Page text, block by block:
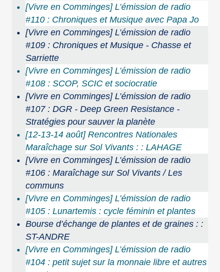
[Vivre en Comminges] L’émission de radio
#110 : Chroniques et Musique avec Papa Jo
[Vivre en Comminges] L’émission de radio
#109 : Chroniques et Musique - Chasse et
Sarriette
[Vivre en Comminges] L’émission de radio
#108 : SCOP, SCIC et sociocratie
[Vivre en Comminges] L’émission de radio
#107 : DGR - Deep Green Resistance -
Stratégies pour sauver la planète
[12-13-14 août] Rencontres Nationales
Maraîchage sur Sol Vivants : : LAHAGE
[Vivre en Comminges] L’émission de radio
#106 : Maraîchage sur Sol Vivants / Les
communs
[Vivre en Comminges] L’émission de radio
#105 : Lunartemis : cycle féminin et plantes
Bourse d’échange de plantes et de graines : :
ST-ANDRE
[Vivre en Comminges] L’émission de radio
#104 : petit sujet sur la monnaie libre et autres